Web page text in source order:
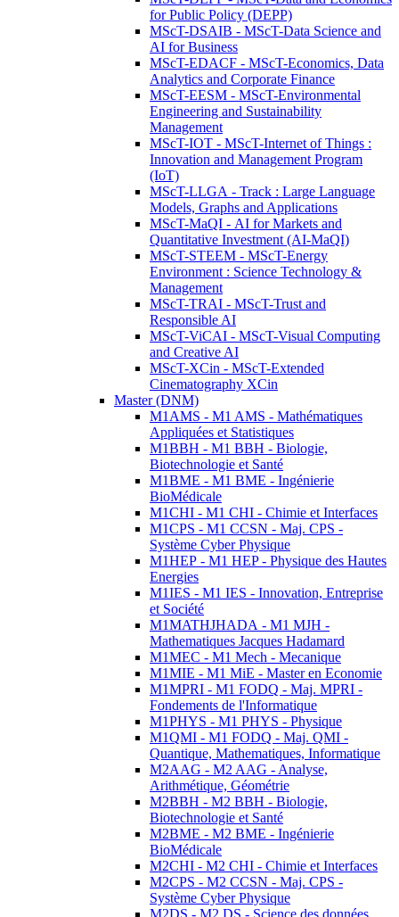
for Public Policy (DEPP)
MScT-DSAIB - MScT-Data Science and
AI for Business
MScT-EDACF - MScT-Economics, Data
Analytics and Corporate Finance
MScT-EESM - MScT-Environmental
Engineering and Sustainability
Management
MScT-IOT - MScT-Internet of Things :
Innovation and Management Program
(IoT)
MScT-LLGA - Track : Large Language
Models, Graphs and Applications
MScT-MaQI - AI for Markets and
Quantitative Investment (AI-MaQI)
MScT-STEEM - MScT-Energy
Environment : Science Technology &
Management
MScT-TRAI - MScT-Trust and
Responsible AI
MScT-ViCAI - MScT-Visual Computing
and Creative AI
MScT-XCin - MScT-Extended
Cinematography XCin
Master (DNM)
M1AMS - M1 AMS - Mathématiques
Appliquées et Statistiques
M1BBH - M1 BBH - Biologie,
Biotechnologie et Santé
M1BME - M1 BME - Ingénierie
BioMédicale
M1CHI - M1 CHI - Chimie et Interfaces
M1CPS - M1 CCSN - Maj. CPS -
Système Cyber Physique
M1HEP - M1 HEP - Physique des Hautes
Energies
M1IES - M1 IES - Innovation, Entreprise
et Société
M1MATHJHADA - M1 MJH -
Mathematiques Jacques Hadamard
M1MEC - M1 Mech - Mecanique
M1MIE - M1 MiE - Master en Economie
M1MPRI - M1 FODQ - Maj. MPRI -
Fondements de l'Informatique
M1PHYS - M1 PHYS - Physique
M1QMI - M1 FODQ - Maj. QMI -
Quantique, Mathematiques, Informatique
M2AAG - M2 AAG - Analyse,
Arithmétique, Géométrie
M2BBH - M2 BBH - Biologie,
Biotechnologie et Santé
M2BME - M2 BME - Ingénierie
BioMédicale
M2CHI - M2 CHI - Chimie et Interfaces
M2CPS - M2 CCSN - Maj. CPS -
Système Cyber Physique
M2DS - M2 DS - Science des données